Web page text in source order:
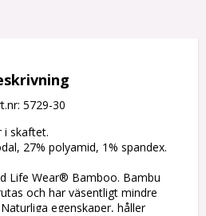
5729-30
27% polyamid, 1% spandex.
Life Wear® Bamboo. Bambu
och har väsentligt mindre
egenskaper, håller